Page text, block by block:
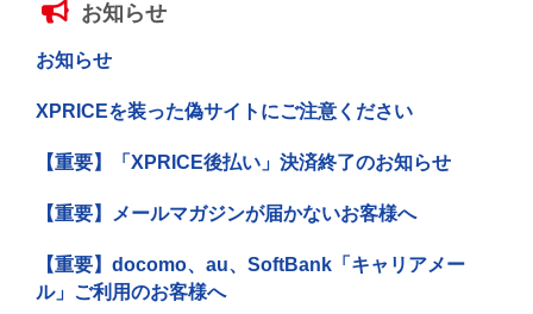
お知らせ
お知らせ
XPRICEを装った偽サイトにご注意ください
【重要】「XPRICE後払い」決済終了のお知らせ
【重要】メールマガジンが届かないお客様へ
【重要】docomo、au、SoftBank「キャリアメー
ル」ご利用のお客様へ